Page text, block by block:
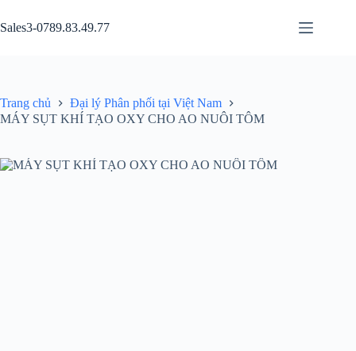
đến
phần
Sales3-0789.83.49.77
Trang chủ
Đại lý Phân phối tại Việt Nam
MÁY SỤT KHÍ TẠO OXY CHO AO NUÔI TÔM